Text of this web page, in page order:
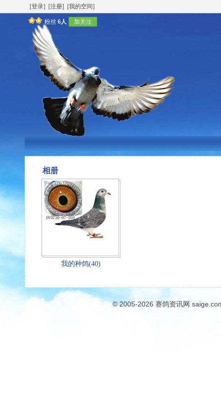
[登录] [注册] [我的空间]
粉丝 6人 加关注
相册
我的种鸽(40)
© 2005-2026 赛鸽资讯网